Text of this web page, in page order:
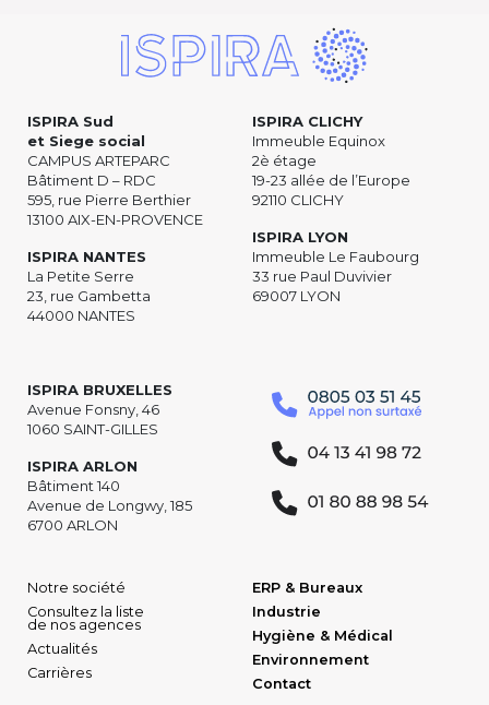
ISPIRA Sud
et Siege social
CAMPUS ARTEPARC
Bâtiment D – RDC
595, rue Pierre Berthier
13100 AIX-EN-PROVENCE
ISPIRA NANTES
La Petite Serre
23, rue Gambetta
44000 NANTES
ISPIRA CLICHY
Immeuble Equinox
2è étage
19-23 allée de l’Europe
92110 CLICHY
ISPIRA LYON
Immeuble Le Faubourg
33 rue Paul Duvivier
69007 LYON
ISPIRA BRUXELLES
Avenue Fonsny, 46
1060 SAINT-GILLES
ISPIRA ARLON
Bâtiment 140
Avenue de Longwy, 185
6700 ARLON
Notre société
Consultez la liste
de nos agences
Actualités
Carrières
ERP & Bureaux
Industrie
Hygiène & Médical
Environnement
Contact